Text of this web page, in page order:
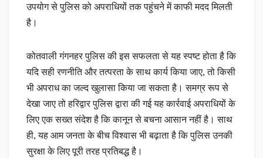
उपयोग से पुलिस को अपराधियों तक पहुंचने में काफी मदद मिलती
है।
कोतवाली गंगनहर पुलिस की इस सफलता से यह स्पष्ट होता है कि
यदि सही रणनीति और तत्परता के साथ कार्य किया जाए, तो किसी
भी अपराध का जल्द खुलासा किया जा सकता है। समग्र रूप से
देखा जाए तो हरिद्वार पुलिस द्वारा की गई यह कार्रवाई अपराधियों के
लिए एक सख्त संदेश है कि कानून से बचना आसान नहीं है। साथ
ही, यह आम जनता के बीच विश्वास भी बढ़ाता है कि पुलिस उनकी
सुरक्षा के लिए पूरी तरह प्रतिबद्ध है।